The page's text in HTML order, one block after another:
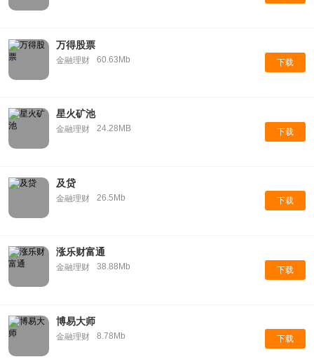
万得股票
金融理财 60.63Mb 下载
星火矿池
金融理财 24.28MB 下载
及贷
金融理财 26.5Mb 下载
涨乐财富通
金融理财 38.88Mb 下载
博易大师
金融理财 8.78Mb 下载